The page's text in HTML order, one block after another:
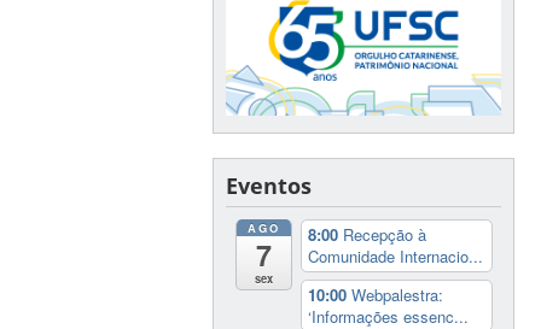
Eventos
AGO
7
sex
8:00 Recepção à
Comunidade Internacio...
10:00Webpalestra:
‘Informações essenc...